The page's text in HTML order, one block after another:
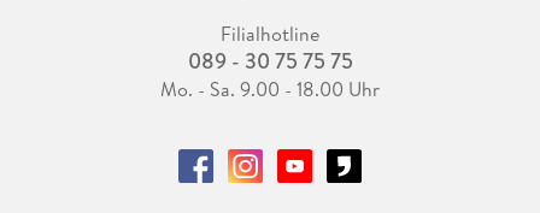
Filialhotline
089 - 30 75 75 75
Mo. - Sa. 9.00 - 18.00 Uhr